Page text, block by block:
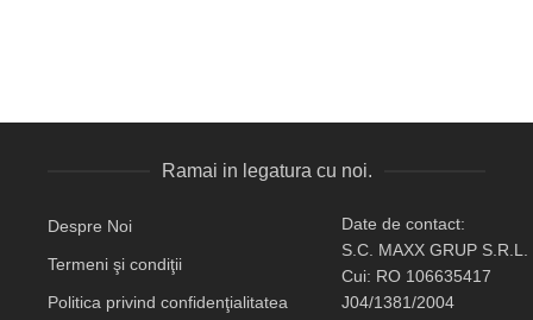
Ramai in legatura cu noi.
Despre Noi
Termeni şi condiţii
Politica privind confidenţialitatea
Date de contact:
S.C. MAXX GRUP S.R.L.
Cui: RO 106635417
J04/1381/2004